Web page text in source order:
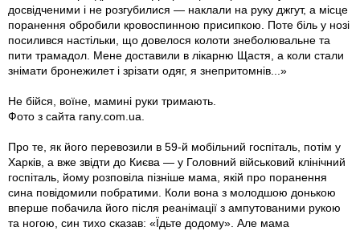
досвідченими і не розгубилися — наклали на руку джгут, а місце
поранення обробили кровоспинною присипкою. Поте біль у нозі
посилився настільки, що довелося колоти знеболювальне та
пити трамадол. Мене доставили в лікарню Щастя, а коли стали
знімати бронежилет і зрізати одяг, я знепритомнiв...»
Не бійся, воїне, мамині руки тримають.
Фото з сайта rany.com.ua.
Про те, як його перевозили в 59-й мобільний госпіталь, потім у
Харків, а вже звідти до Києва — у Головний військовий клінічний
госпіталь, йому розповіла пізніше мама, якій про поранення
сина повідомили побратими. Коли вона з молодшою донькою
вперше побачила його після реанімації з ампутованими рукою
та ногою, син тихо сказав: «Їдьте додому». Але мама